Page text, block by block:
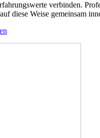
verbinden.
diese Weise gemeinsam